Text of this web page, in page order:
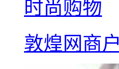
时尚购物
敦煌网商户